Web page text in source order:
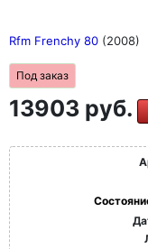
Rfm Frenchy 80 (2008)
Под заказ
13903 руб.